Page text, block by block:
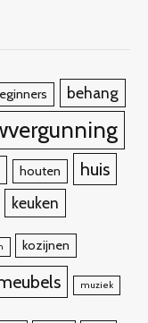
behang
houten huis
keuken
kozijnen
muziek